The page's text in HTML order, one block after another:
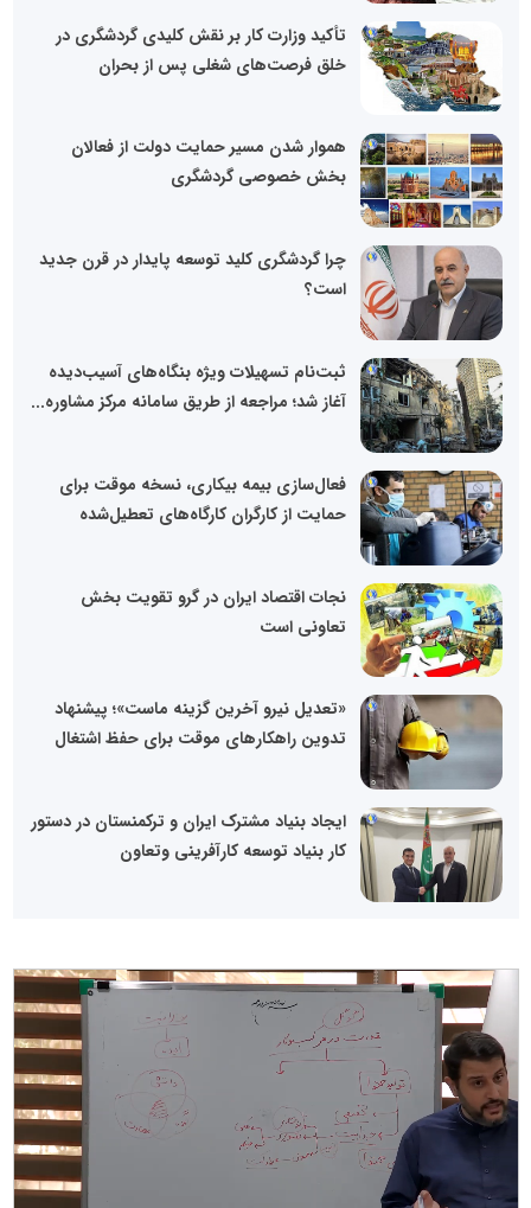
تأکید وزارت کار بر نقش کلیدی گردشگری در
خلق فرصت‌های شغلی پس از بحران
هموار شدن مسیر حمایت دولت از فعالان
بخش خصوصی گردشگری
چرا گردشگری کلید توسعه پایدار در قرن جدید
است؟
ثبت‌نام تسهیلات ویژه بنگاه‌های آسیب‌دیده
آغاز شد؛ مراجعه از طریق سامانه مرکز مشاوره...
فعال‌سازی بیمه بیکاری، نسخه موقت برای
حمایت از کارگران کارگاه‌های تعطیل‌شده
نجات اقتصاد ایران در گرو تقویت بخش
تعاونی است
«تعدیل نیرو آخرین گزینه ماست»؛ پیشنهاد
تدوین راهکارهای موقت برای حفظ اشتغال
ایجاد بنیاد مشترک ایران و ترکمنستان در دستور
کار بنیاد توسعه کارآفرینی وتعاون